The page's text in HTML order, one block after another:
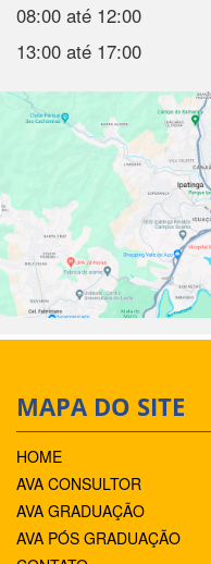
08:00 até 12:00
13:00 até 17:00
MAPA DO SITE
HOME
AVA CONSULTOR
AVA GRADUAÇÃO
AVA PÓS GRADUAÇÃO